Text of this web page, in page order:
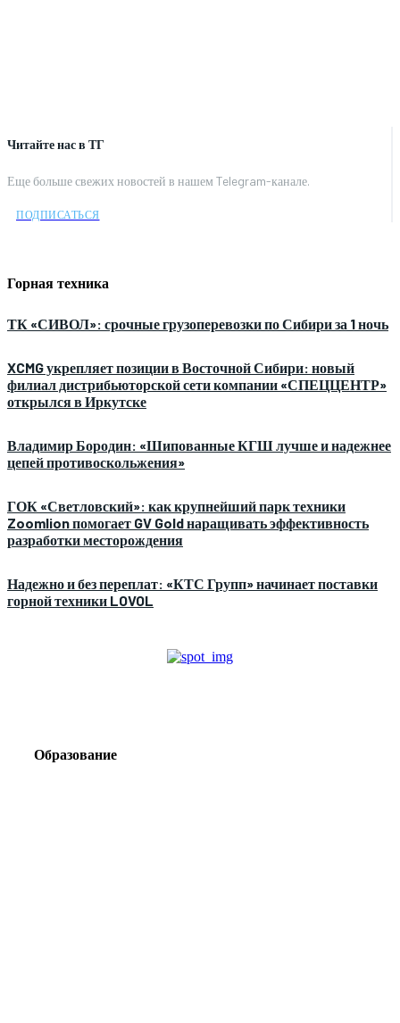
Читайте нас в ТГ
Еще больше свежих новостей в нашем Telegram-канале.
ПОДПИСАТЬСЯ
Горная техника
ТК «СИВОЛ»: срочные грузоперевозки по Сибири за 1 ночь
XCMG укрепляет позиции в Восточной Сибири: новый
филиал дистрибьюторской сети компании «СПЕЦЦЕНТР»
открылся в Иркутске
Владимир Бородин: «Шипованные КГШ лучше и надежнее
цепей противоскольжения»
ГОК «Светловский»: как крупнейший парк техники
Zoomlion помогает GV Gold наращивать эффективность
разработки месторождения
Надежно и без переплат: «КТС Групп» начинает поставки
горной техники LOVOL
Образование